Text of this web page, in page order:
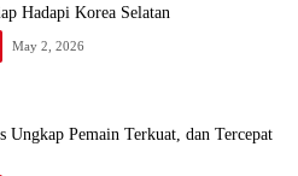
Hadapi Korea Selatan
May 2, 2026
Ungkap Pemain Terkuat, dan Tercepat